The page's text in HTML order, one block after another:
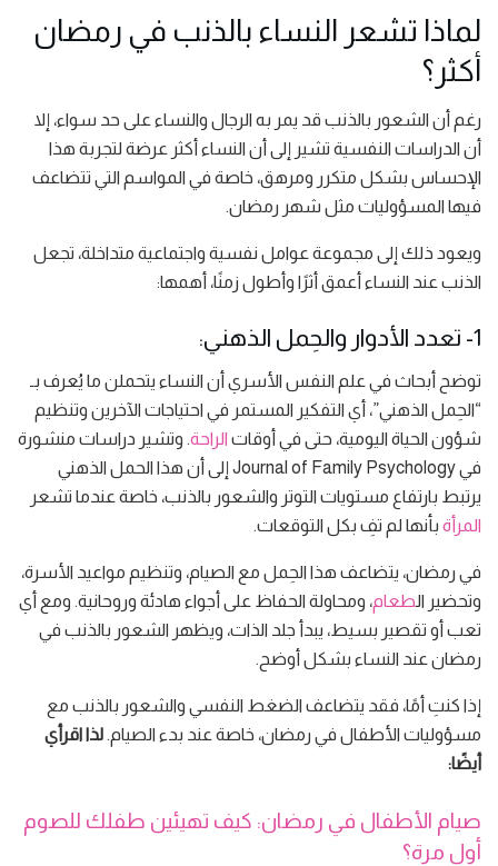
لماذا تشعر النساء بالذنب في رمضان
أكثر؟
رغم أن الشعور بالذنب قد يمر به الرجال والنساء على حد سواء، إلا
أن الدراسات النفسية تشير إلى أن النساء أكثر عرضة لتجربة هذا
الإحساس بشكل متكرر ومرهق، خاصة في المواسم التي تتضاعف
فيها المسؤوليات مثل شهر رمضان.
ويعود ذلك إلى مجموعة عوامل نفسية واجتماعية متداخلة، تجعل
الذنب عند النساء أعمق أثرًا وأطول زمنًا، أهمها:
1- تعدد الأدوار والحِمل الذهني:
توضح أبحاث في علم النفس الأسري أن النساء يتحملن ما يُعرف بـ
“الحِمل الذهني”، أي التفكير المستمر في احتياجات الآخرين وتنظيم
شؤون الحياة اليومية، حتى في أوقات الراحة. وتشير دراسات منشورة
في Journal of Family Psychology إلى أن هذا الحمل الذهني
يرتبط بارتفاع مستويات التوتر والشعور بالذنب، خاصة عندما تشعر
المرأة بأنها لم تفِ بكل التوقعات.
في رمضان، يتضاعف هذا الحِمل مع الصيام، وتنظيم مواعيد الأسرة،
وتحضير الطعام، ومحاولة الحفاظ على أجواء هادئة وروحانية. ومع أي
تعب أو تقصير بسيط، يبدأ جلد الذات، ويظهر الشعور بالذنب في
رمضان عند النساء بشكل أوضح.
إذا كنتِ أمًا، فقد يتضاعف الضغط النفسي والشعور بالذنب مع
مسؤوليات الأطفال في رمضان، خاصة عند بدء الصيام. لذا اقرأي
أيضًا:
صيام الأطفال في رمضان: كيف تهيئين طفلك للصوم
أول مرة؟